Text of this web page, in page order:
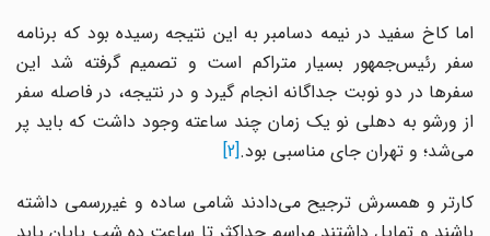
اما کاخ سفید در نیمه دسامبر به این نتیجه رسیده بود که برنامه
سفر رئیس‌جمهور بسیار متراکم است و تصمیم گرفته شد این
سفرها در دو نوبت جداگانه انجام گیرد و در نتیجه، در فاصله سفر
از ورشو به دهلی نو یک زمان چند ساعته وجود داشت که باید پر
می‌شد؛ و تهران جای مناسبی بود.[2]
کارتر و همسرش ترجیح می‌دادند شامی ساده و غیررسمی داشته